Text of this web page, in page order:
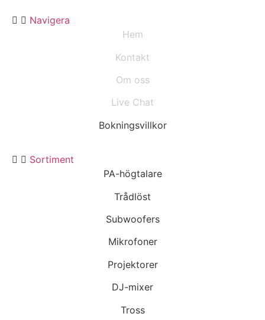
Navigera
Hem
Kontakt
Om oss
Live Chat
Bokningsvillkor
Sortiment
PA-högtalare
Trådlöst
Subwoofers
Mikrofoner
Projektorer
DJ-mixer
Tross